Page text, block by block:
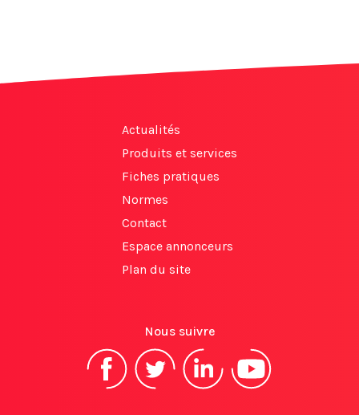
Actualités
Produits et services
Fiches pratiques
Normes
Contact
Espace annonceurs
Plan du site
Nous suivre